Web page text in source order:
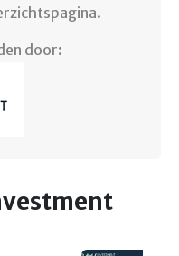
door: